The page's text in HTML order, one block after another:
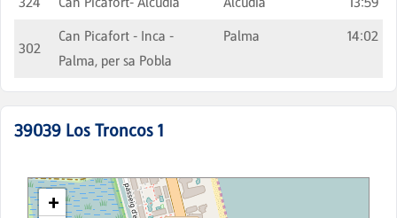
302
Can Picafort - Inca -
Palma, per sa Pobla
Palma 14:02
39039 Los Troncos 1